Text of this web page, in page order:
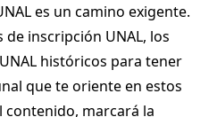
es un camino exigente.
de inscripción UNAL, los
históricos para tener
que te oriente en estos
contenido, marcará la